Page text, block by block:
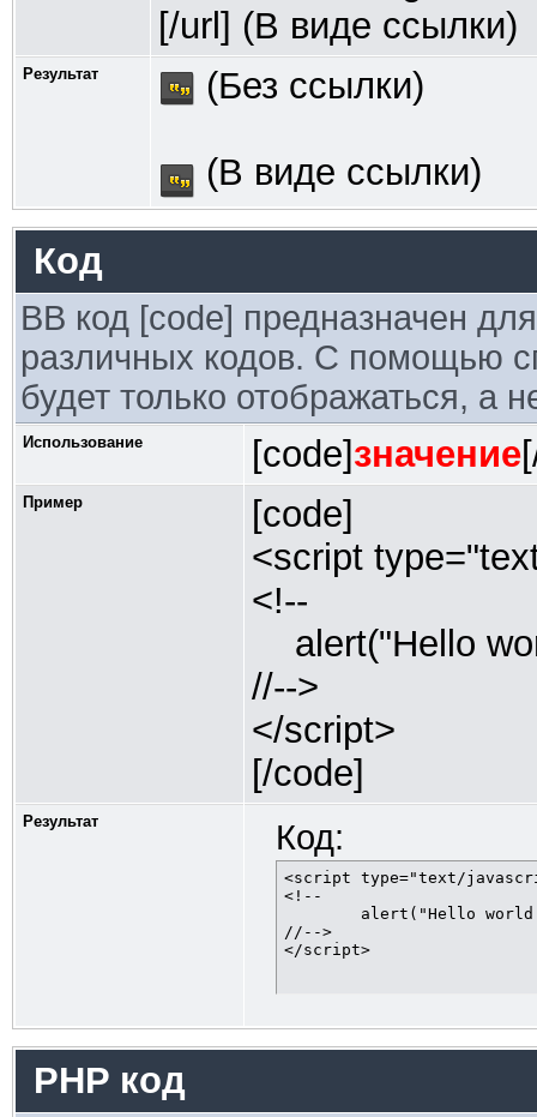
[/url] (В виде ссылки)
Результат (Без ссылки)
(В виде ссылки)
Код
BB код [code] предназначен
различных кодов. С помощью
будет только отображаться, а
Использование [code]значение
Пример
[code]
<script
<!--
alert("Hello
//-->
</script>
[/code]
Результат Код:
<script type="text/
<!--
//-->
</script>
PHP код